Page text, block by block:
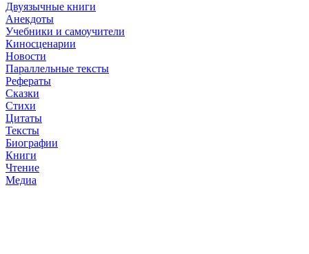
Двуязычные книги
Анекдоты
Учебники и самоучители
Киносценарии
Новости
Параллельные тексты
Рефераты
Сказки
Стихи
Цитаты
Тексты
Биографии
Книги
Чтение
Медиа